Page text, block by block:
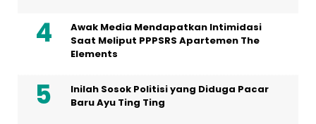
Awak Media Mendapatkan Intimidasi
Saat Meliput PPPSRS Apartemen The
Elements
Inilah Sosok Politisi yang Diduga Pacar
Baru Ayu Ting Ting